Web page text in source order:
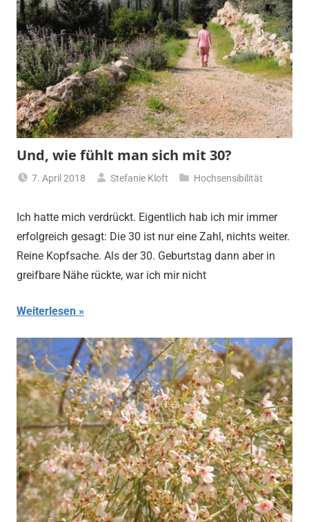
Und, wie fühlt man sich mit 30?
7. April 2018 Stefanie Kloft Hochsensibilität
Ich hatte mich verdrückt. Eigentlich hab ich mir immer
erfolgreich gesagt: Die 30 ist nur eine Zahl, nichts weiter.
Reine Kopfsache. Als der 30. Geburtstag dann aber in
greifbare Nähe rückte, war ich mir nicht
Weiterlesen